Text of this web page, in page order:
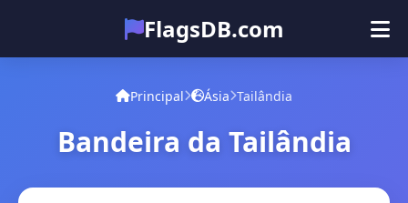
FlagsDB.com
Principal
Quiz
Principal Ásia Tailândia
Bandeira da Tailândia